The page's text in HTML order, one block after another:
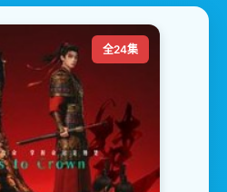
全24集